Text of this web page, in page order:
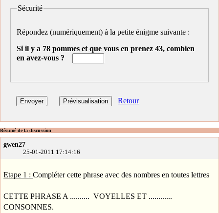
Sécurité
Répondez (numériquement) à la petite énigme suivante :
Si il y a 78 pommes et que vous en prenez 43, combien
en avez-vous ?
Retour
Résumé de la discussion
gwen27
25-01-2011 17:14:16
Etape 1 : Compléter cette phrase avec des nombres en toutes lettres
CETTE PHRASE A .......... VOYELLES ET ............
CONSONNES.